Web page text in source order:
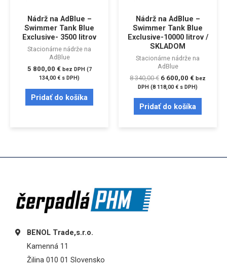
Nádrž na AdBlue –
Swimmer Tank Blue
Exclusive- 3500 litrov
Stacionárne nádrže na
AdBlue
5 800,00 € bez DPH (7
134,00€ s DPH)
Pridať do košíka
Nádrž na AdBlue –
Swimmer Tank Blue
Exclusive-10000 litrov /
SKLADOM
Stacionárne nádrže na
AdBlue
8 340,00€ 6 600,00 € bez
DPH (8 118,00€ s DPH)
Pridať do košíka
BENOL Trade,s.r.o.
Kamenná 11
Žilina 010 01 Slovensko